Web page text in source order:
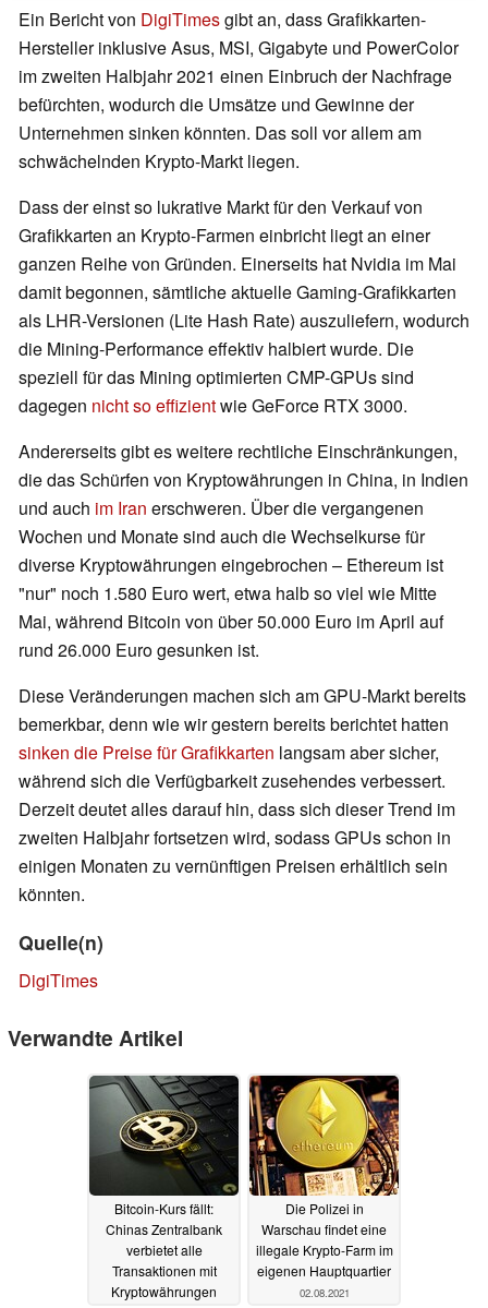
Ein Bericht von DigiTimesgibt an, dass Grafikkarten-
Hersteller inklusive Asus, MSI, Gigabyte und PowerColor
im zweiten Halbjahr 2021 einen Einbruch der Nachfrage
befürchten, wodurch die Umsätze und Gewinne der
Unternehmen sinken könnten. Das soll vor allem am
schwächelnden Krypto-Markt liegen.
Dass der einst so lukrative Markt für den Verkauf von
Grafikkarten an Krypto-Farmen einbricht liegt an einer
ganzen Reihe von Gründen. Einerseits hat Nvidia im Mai
damit begonnen, sämtliche aktuelle Gaming-Grafikkarten
als LHR-Versionen (Lite Hash Rate) auszuliefern, wodurch
die Mining-Performance effektiv halbiert wurde. Die
speziell für das Mining optimierten CMP-GPUs sind
dagegen nicht so effizientwie GeForce RTX 3000.
Andererseits gibt es weitere rechtliche Einschränkungen,
die das Schürfen von Kryptowährungen in China, in Indien
und auch im Iran erschweren. Über die vergangenen
Wochen und Monate sind auch die Wechselkurse für
diverse Kryptowährungen eingebrochen – Ethereum ist
"nur" noch 1.580 Euro wert, etwa halb so viel wie Mitte
Mai, während Bitcoin von über 50.000 Euro im April auf
rund 26.000 Euro gesunken ist.
Diese Veränderungen machen sich am GPU-Markt bereits
bemerkbar, denn wie wir gestern bereits berichtet hatten
sinken die Preise für Grafikkarten langsam aber sicher,
während sich die Verfügbarkeit zusehendes verbessert.
Derzeit deutet alles darauf hin, dass sich dieser Trend im
zweiten Halbjahr fortsetzen wird, sodass GPUs schon in
einigen Monaten zu vernünftigen Preisen erhältlich sein
könnten.
Quelle(n)
DigiTimes
Verwandte Artikel
Bitcoin-Kurs fällt:
Chinas Zentralbank
verbietet alle
Transaktionen mit
Kryptowährungen
Die Polizei in
Warschau findet eine
illegale Krypto-Farm im
eigenen Hauptquartier
02.08.2021